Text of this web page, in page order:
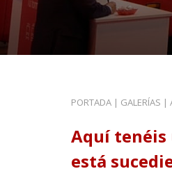
PORTADA | GALERÍAS |
Aquí tenéis
está